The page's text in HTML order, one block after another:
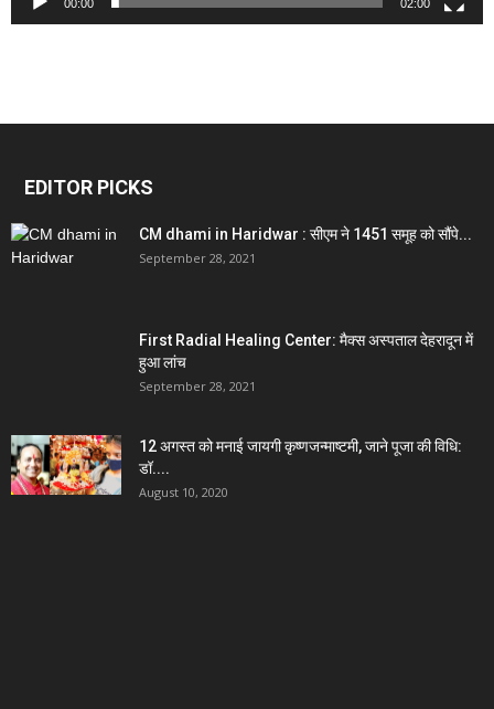
00:00 02:00
EDITOR PICKS
CM dhami in Haridwar : सीएम ने 1451 समूह को सौंपे...
September 28, 2021
First Radial Healing Center: मैक्स अस्पताल देहरादून में
हुआ लांच
September 28, 2021
12 अगस्त को मनाई जायगी कृष्णजन्माष्टमी, जाने पूजा की विधि:
डॉ....
August 10, 2020